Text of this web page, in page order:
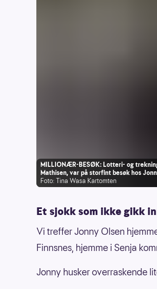
MILLIONÆR-BESØK: Lotteri- og
Mathisen, var på storfint besøk hos
Foto: Tina Wasa Kartomten
Et sjokk som ikke gikk
Vi treffer Jonny Olsen
Finnsnes, hjemme i Senja
Jonny husker overraskende